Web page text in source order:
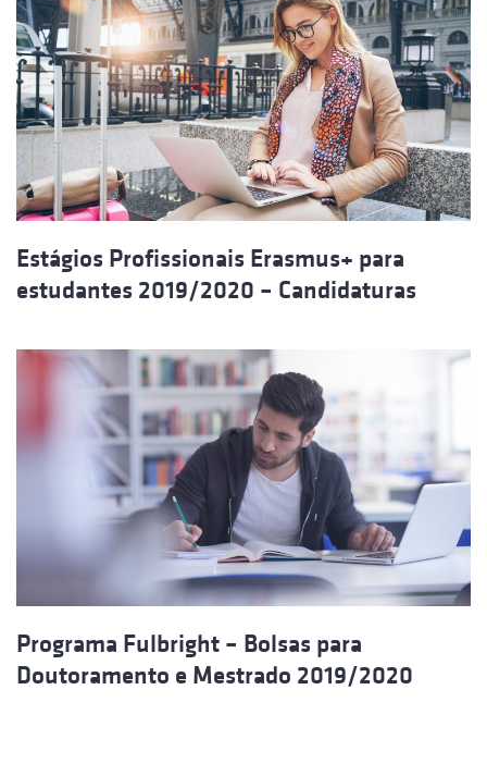
Estágios Profissionais Erasmus+ para
estudantes 2019/2020 – Candidaturas
Programa Fulbright – Bolsas para
Doutoramento e Mestrado 2019/2020